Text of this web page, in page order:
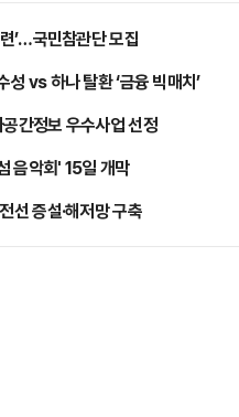
’…국민참관단 모집
vs 하나 탈환 ‘금융 빅매치’
간정보 우수사업 선정
음악회' 15일 개막
증설·해저망 구축